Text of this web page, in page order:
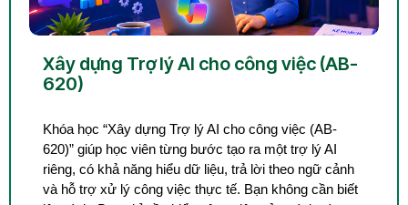
Xây dựng Trợ lý AI cho công việc (AB-
620)
Khóa học “Xây dựng Trợ lý AI cho công việc (AB-
620)” giúp học viên từng bước tạo ra một trợ lý AI
riêng, có khả năng hiểu dữ liệu, trả lời theo ngữ cảnh
và hỗ trợ xử lý công việc thực tế. Bạn không cần biết